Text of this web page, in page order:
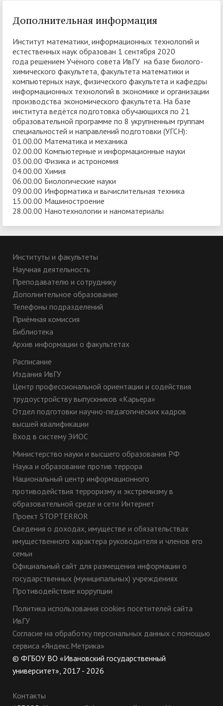
Дополнительная информация
Институт математики, информационных технологий и
естественных наук образован 1 сентября 2020
года решением Учёного совета ИвГУ на базе биолого-
химического факультета, факультета математики и
компьютерных наук, физического факультета и кафедры
информационных технологий в экономике и организации
производства экономического факультета. На базе
института ведётся подготовка обучающихся по 21
образовательной программе по 8 укрупненным группам
специальностей и направлений подготовки (УГСН):
01.00.00 Математика и механика
02.00.00 Компьютерные и информационные науки
03.00.00 Физика и астрономия
04.00.00 Химия
06.00.00 Биологические науки
09.00.00 Информатика и вычислительная техника
15.00.00 Машиностроение
28.00.00 Нанотехнологии и наноматериалы
Институты и факультеты
Научная деятельность
Преподавателю и сотруднику
Дополнительное образование
Телефоны подразделений
Приёмная комиссия
Библиотека
Архив информации о факультетах
Расписание
Издания ИвГУ
Центр профессиональной ориентации и содействия
трудоустройству выпускников «Карьера»
Отдел подготовки научно-педагогических кадров
высшей квалификации
Вход в систему ЭИОС
Министерство науки и высшего образования РФ
Наука и образование против террора
Национальный центр информационного
противодействия терроризму и экстремизму в
образовательной среде и сети Интернет
Проект STOPTERROR
Сведения о доходах, имуществе и обязательствах
имущественного характера руководителя и членов его
семьи
Официальный сайт для размещения информации о
государственных (муниципальных) учреждениях
Противодействие коррупции
Политика использования cookies посетителей сайта
ИвГУ
Согласие на обработку персональных данных с помощью
сервиса «Яндекс.Метрика»
© ФГБОУ ВО «Ивановский государственный
университет», 2017 - 2026
Контакты